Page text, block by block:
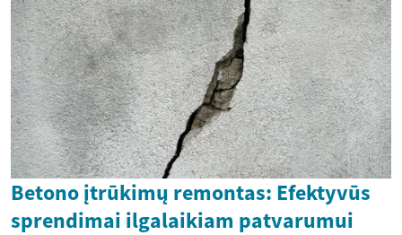
Betono įtrūkimų remontas: Efektyvūs
sprendimai ilgalaikiam patvarumui